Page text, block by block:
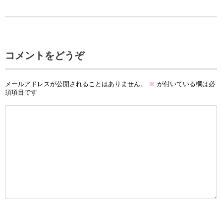
コメントをどうぞ
メールアドレスが公開されることはありません。 ※ が付いている欄は必
須項目です